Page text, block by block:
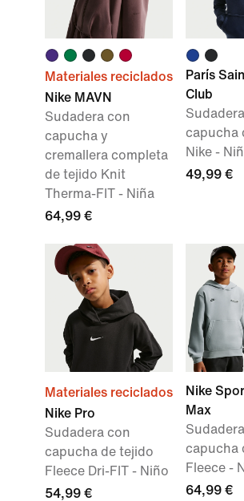
Materiales reciclados
Nike MAVN
Sudadera con
capucha y
cremallera completa
de tejido Knit
Therma-FIT - Niña
64,99 €
París
Club
capucha
Nike -
49,99 €
Materiales reciclados
Nike Pro
Sudadera con
capucha de tejido
Fleece Dri-FIT - Niño
54,99 €
Nike
Max
capucha
Fleece -
64,99 €